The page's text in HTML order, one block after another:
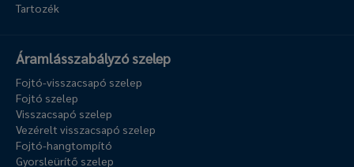
Tartozék
Áramlásszabályzó szelep
Fojtó-visszacsapó szelep
Fojtó szelep
Visszacsapó szelep
Vezérelt visszacsapó szelep
Fojtó-hangtompító
Gyorsleürítő szelep